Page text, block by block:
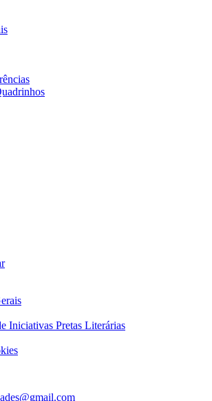
Iniciativas Pretas Literárias